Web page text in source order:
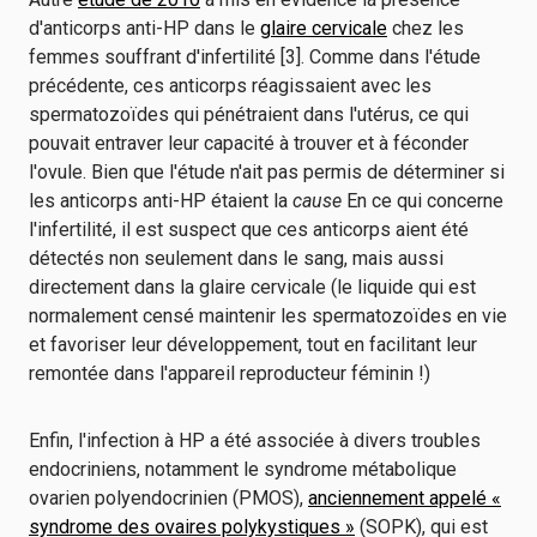
d'anticorps anti-HP dans le glaire cervicale chez les
femmes souffrant d'infertilité [3]. Comme dans l'étude
précédente, ces anticorps réagissaient avec les
spermatozoïdes qui pénétraient dans l'utérus, ce qui
pouvait entraver leur capacité à trouver et à féconder
l'ovule. Bien que l'étude n'ait pas permis de déterminer si
les anticorps anti-HP étaient la cause En ce qui concerne
l'infertilité, il est suspect que ces anticorps aient été
détectés non seulement dans le sang, mais aussi
directement dans la glaire cervicale (le liquide qui est
normalement censé maintenir les spermatozoïdes en vie
et favoriser leur développement, tout en facilitant leur
remontée dans l'appareil reproducteur féminin !)
Enfin, l'infection à HP a été associée à divers troubles
endocriniens, notamment le syndrome métabolique
ovarien polyendocrinien (PMOS), anciennement appelé «
syndrome des ovaires polykystiques » (SOPK), qui est